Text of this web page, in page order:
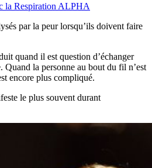
la Respiration ALPHA
par la peur lorsqu’ils doivent faire
quand il est question d’échanger
Quand la personne au bout du fil n’est
encore plus compliqué.
le plus souvent durant